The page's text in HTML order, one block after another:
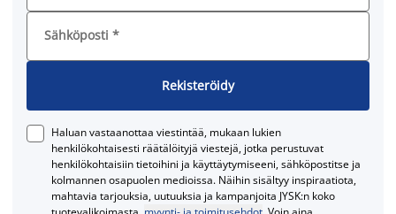
Sähköposti *
Rekisteröidy
Haluan vastaanottaa viestintää, mukaan lukien
henkilökohtaisesti räätälöityjä viestejä, jotka perustuvat
henkilökohtaisiin tietoihini ja käyttäytymiseeni, sähköpostitse ja
kolmannen osapuolen medioissa. Näihin sisältyy inspiraatiota,
mahtavia tarjouksia, uutuuksia ja kampanjoita JYSK:n koko